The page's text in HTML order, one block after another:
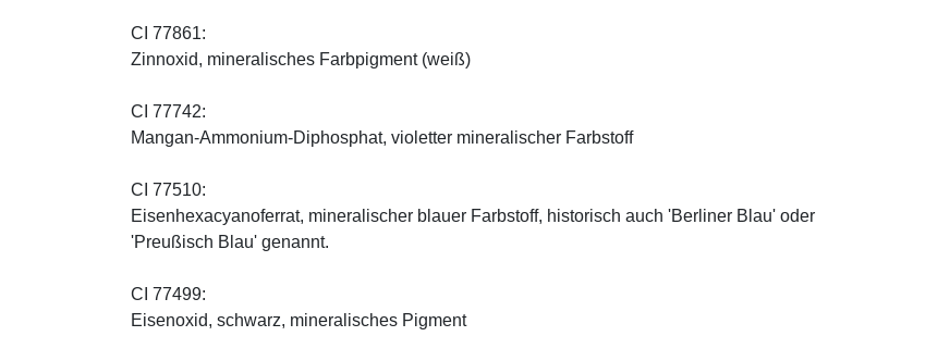
CI 77861:
Zinnoxid, mineralisches Farbpigment (weiß)
CI 77742:
Mangan-Ammonium-Diphosphat, violetter mineralischer Farbstoff
CI 77510:
Eisenhexacyanoferrat, mineralischer blauer Farbstoff, historisch auch 'Berliner Blau' oder
'Preußisch Blau' genannt.
CI 77499:
Eisenoxid, schwarz, mineralisches Pigment